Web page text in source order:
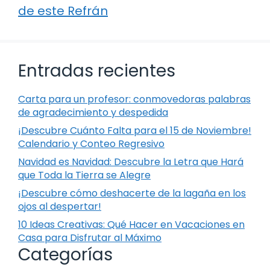
de este Refrán
Entradas recientes
Carta para un profesor: conmovedoras palabras
de agradecimiento y despedida
¡Descubre Cuánto Falta para el 15 de Noviembre!
Calendario y Conteo Regresivo
Navidad es Navidad: Descubre la Letra que Hará
que Toda la Tierra se Alegre
¡Descubre cómo deshacerte de la lagaña en los
ojos al despertar!
10 Ideas Creativas: Qué Hacer en Vacaciones en
Casa para Disfrutar al Máximo
Categorías